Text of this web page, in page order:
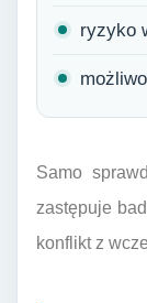
ryzyko
Samo
zastępuje
konflikt z